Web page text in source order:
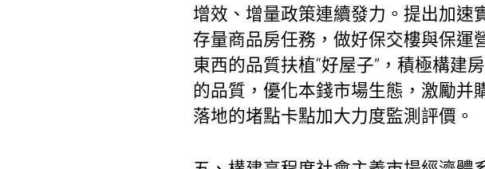
增效、增量政策連續發力。提出加速
存量商品房任務，做好保交樓與保運
東西的品質扶植“好屋子”，積極構建
的品質，優化本錢市場生態，激勵并
落地的堵點卡點加大力度監測評價。